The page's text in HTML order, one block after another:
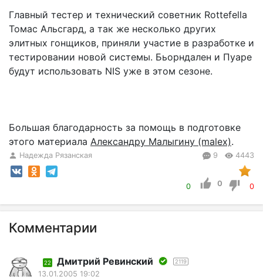
Главный тестер и технический советник Rottefella
Томас Альсгард, а так же несколько других
элитных гонщиков, приняли участие в разработке и
тестировании новой системы. Бьорндален и Пуаре
будут использовать NIS уже в этом сезоне.
Большая благодарность за помощь в подготовке
этого материала Александру Малыгину (malex).
Надежда Рязанская 9 4443
0 0 0
Комментарии
22 Дмитрий Ревинский 2119
13.01.2005 19:02